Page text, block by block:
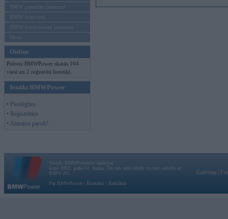
BMW pasaules jaunumi
BMW koncepti
BMW konkurentu jaunumi
Moto
Online
Pašreiz BMWPower skatās 104
viesi un 2 reģistrēti lietotāji.
Ienākt BMWPower
• Pieslēgties
• Reģistrēties
• Aizmirsi paroli?
Vortāls BMWPower.lv darbojas
kopš 2002. gada 14. maija. Tas nav auto klubs un nav saistīts ar
BMW AG.
Par BMWPower
Kontakti Reklāma
Galvena